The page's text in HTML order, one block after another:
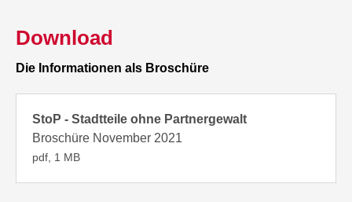
Download
Die Informationen als Broschüre
StoP - Stadtteile ohne Partnergewalt
Broschüre November 2021
pdf, 1 MB